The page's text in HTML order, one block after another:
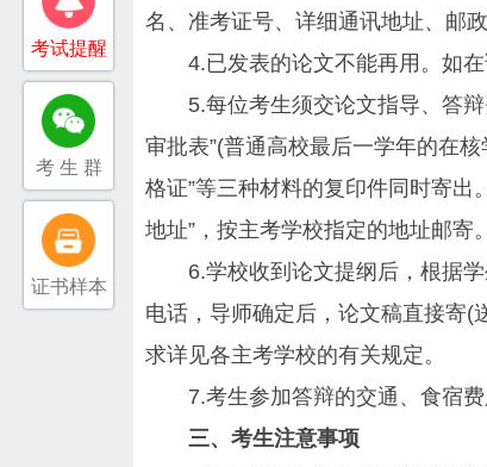
名、准考证号、详细通讯地址、邮
4.已发表的论文不能再用。如在
5.每位考生须交论文指导、答辩
审批表”(普通高校最后一学年的在
格证”等三种材料的复印件同时寄出
地址”，按主考学校指定的地址邮寄。
6.学校收到论文提纲后，根据学
电话，导师确定后，论文稿直接寄(
求详见各主考学校的有关规定。
7.考生参加答辩的交通、食宿费
三、考生注意事项
考试提醒
考 生 群
证书样本